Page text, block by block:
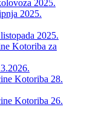
2025.
2025.
2025.
Kotoriba za
Kotoriba 28.
Kotoriba 26.